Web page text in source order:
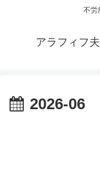
不労
アラフィフ
2026-06